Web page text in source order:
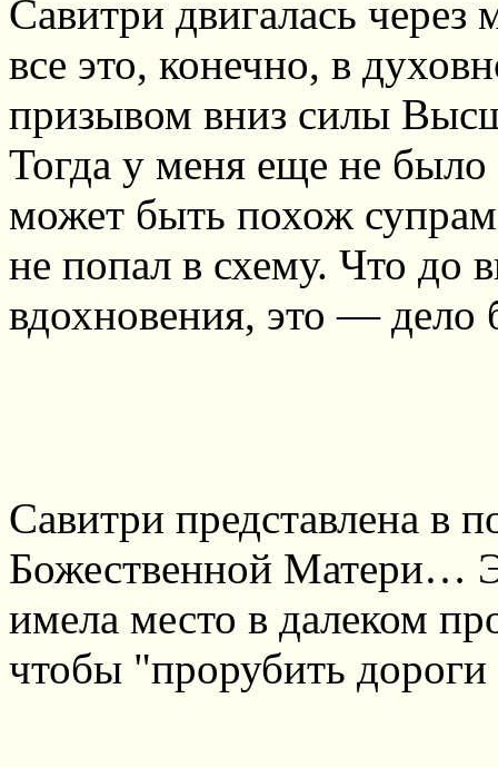
Савитри двигалась
все это, конечно, в
призывом вниз силы
Тогда у меня еще не было
может быть похож
не попал в схему. Что до
вдохновения, это — дело
Савитри представлена в
Божественной Матери…
имела место в далеком
чтобы "прорубить